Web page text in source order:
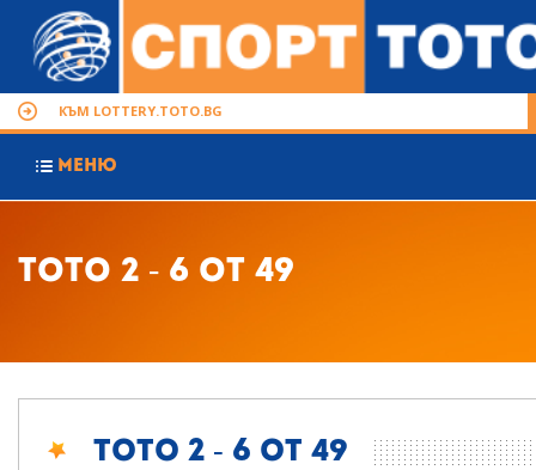
КЪМ LOTTERY.TOTO.BG
МЕНЮ
Тото 2 - 6 от 49
Тото 2 - 6 от 49